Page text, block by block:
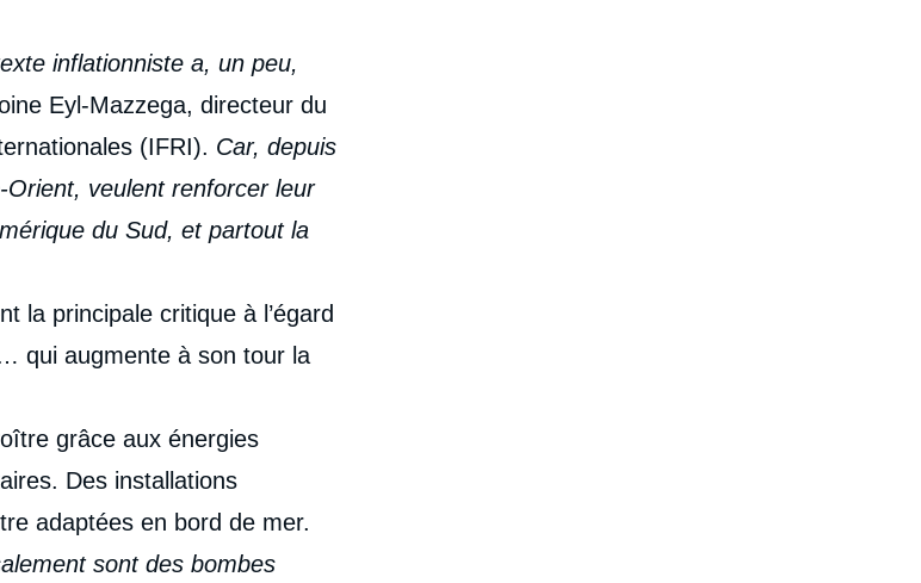
inflationniste a, un peu,
Eyl-Mazzega, directeur du
(IFRI). Car, depuis
veulent renforcer leur
du Sud, et partout la
la principale critique à l’égard
qui augmente à son tour la
grâce aux énergies
Des installations
adaptées en bord de mer.
sont des bombes